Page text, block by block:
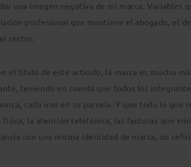
una imagen negativa de mi marca. Variables
profesional que mantiene el abogado, el
sector.
el título de este artículo, la marca es mucho
teniendo en cuenta que todos los
cada uno en su parcela. Y que todo lo que
la atención telefónica, las facturas que
con una misma identidad de marca, no